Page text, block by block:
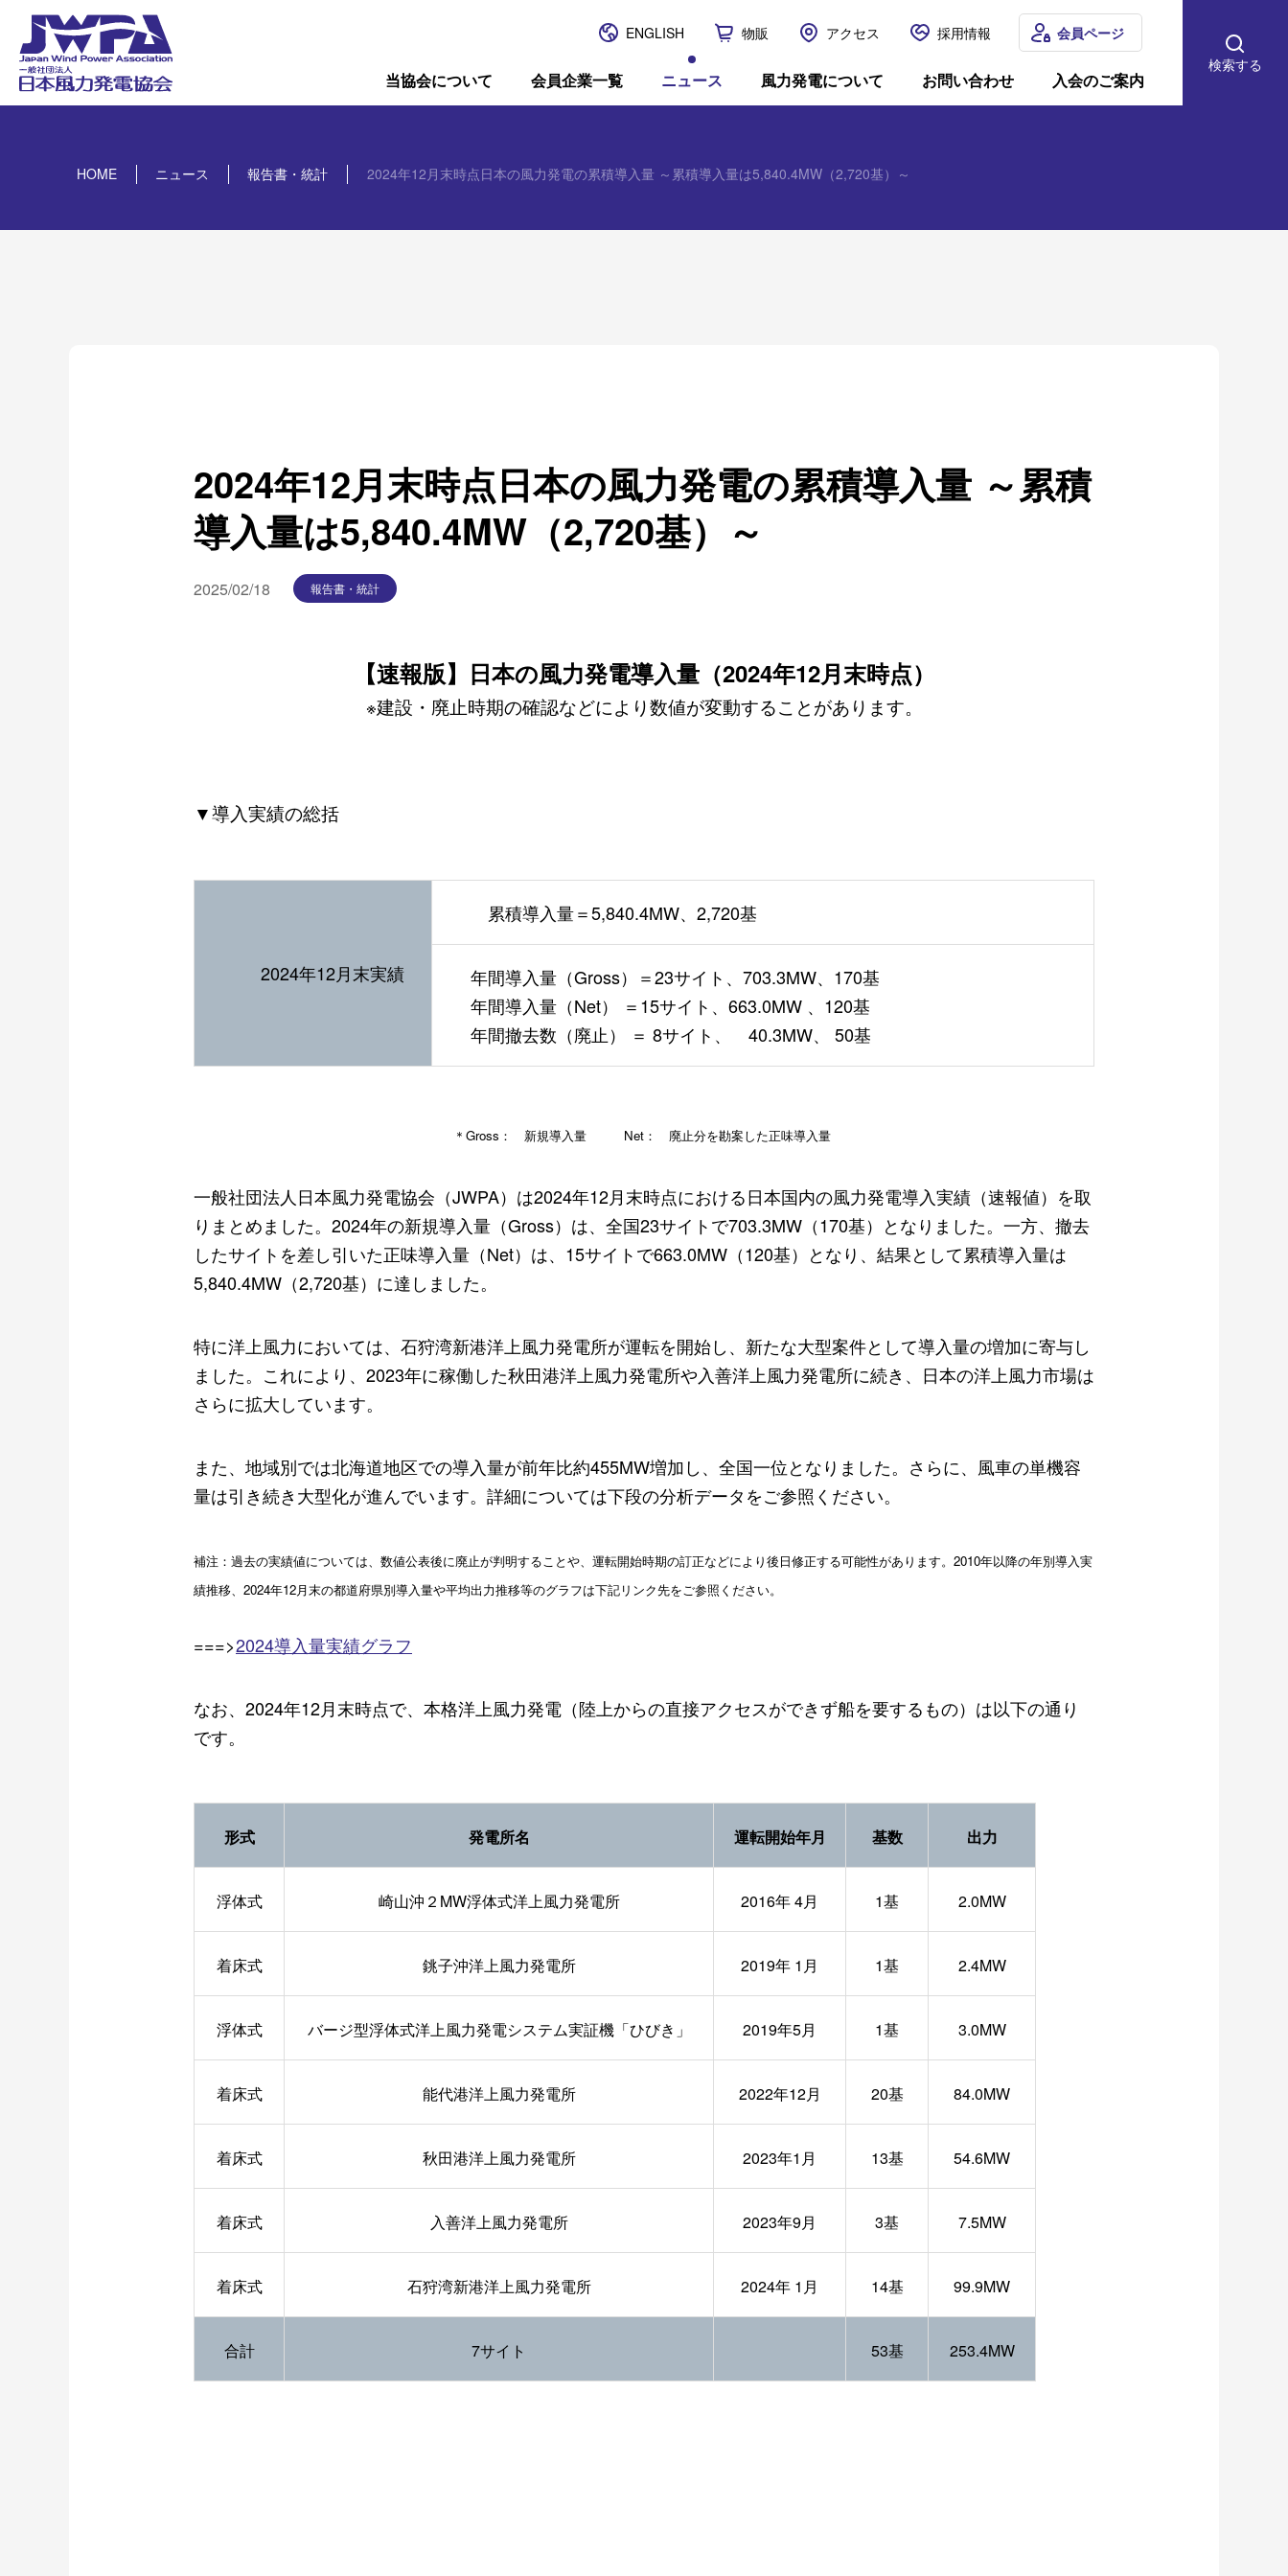
ENGLISH 物販 アクセス 採用情報
当協会について 会員企業一覧 ニュース 風力発電について お問い合わせ 入会のご案内
会員ページ
検索する
HOME ニュース 報告書・統計 2024年12月末時点日本の風力発電の累積導入量 ～累積導入量は5,840.4MW（2,720基）～
2024年12月末時点日本の風力発電の累積導入量 ～累積
導入量は5,840.4MW（2,720基）～
2025/02/18 報告書・統計
【速報版】日本の風力発電導入量（2024年12月末時点）
※建設・廃止時期の確認などにより数値が変動することがあります。
▼導入実績の総括
2024年12月末実績
累積導入量＝5,840.4MW、2,720基
年間導入量（Gross）＝23サイト、703.3MW、170基
年間導入量（Net） ＝15サイト、663.0MW 、120基
年間撤去数（廃止） ＝ 8サイト、 40.3MW、 50基
＊Gross： 新規導入量 Net： 廃止分を勘案した正味導入量
一般社団法人日本風力発電協会（JWPA）は2024年12月末時点における日本国内の風力発電導入実績（速報値）を取
りまとめました。2024年の新規導入量（Gross）は、全国23サイトで703.3MW（170基）となりました。一方、撤去
したサイトを差し引いた正味導入量（Net）は、15サイトで663.0MW（120基）となり、結果として累積導入量は
5,840.4MW（2,720基）に達しました。
特に洋上風力においては、石狩湾新港洋上風力発電所が運転を開始し、新たな大型案件として導入量の増加に寄与し
ました。これにより、2023年に稼働した秋田港洋上風力発電所や入善洋上風力発電所に続き、日本の洋上風力市場は
さらに拡大しています。
また、地域別では北海道地区での導入量が前年比約455MW増加し、全国一位となりました。さらに、風車の単機容
量は引き続き大型化が進んでいます。詳細については下段の分析データをご参照ください。
補注：過去の実績値については、数値公表後に廃止が判明することや、運転開始時期の訂正などにより後日修正する可能性があります。2010年以降の年別導入実
績推移、2024年12月末の都道府県別導入量や平均出力推移等のグラフは下記リンク先をご参照ください。
===>2024導入量実績グラフ
なお、2024年12月末時点で、本格洋上風力発電（陸上からの直接アクセスができず船を要するもの）は以下の通り
です。
形式 発電所名 運転開始年月 基数 出力
浮体式 崎山沖２MW浮体式洋上風力発電所 2016年 4月 1基 2.0MW
着床式 銚子沖洋上風力発電所 2019年 1月 1基 2.4MW
浮体式 バージ型浮体式洋上風力発電システム実証機「ひびき」 2019年5月 1基 3.0MW
着床式 能代港洋上風力発電所 2022年12月 20基 84.0MW
着床式 秋田港洋上風力発電所 2023年1月 13基 54.6MW
着床式 入善洋上風力発電所 2023年9月 3基 7.5MW
着床式 石狩湾新港洋上風力発電所 2024年 1月 14基 99.9MW
合計 7サイト 53基 253.4MW